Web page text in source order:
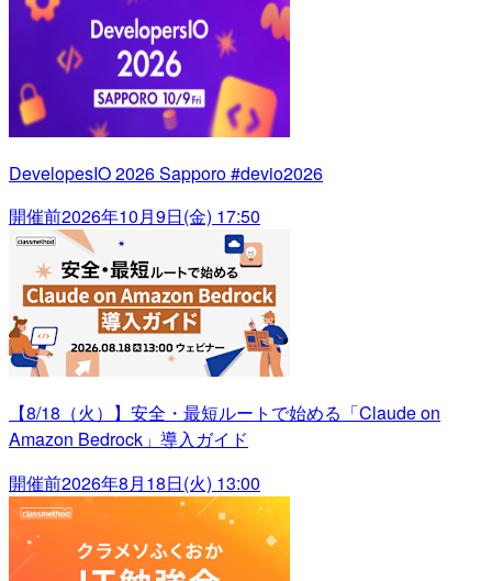
DevelopesIO 2026 Sapporo #devio2026
開催前2026年10月9日(金) 17:50
【8/18（火）】安全・最短ルートで始める「Claude on
Amazon Bedrock」導入ガイド
開催前2026年8月18日(火) 13:00